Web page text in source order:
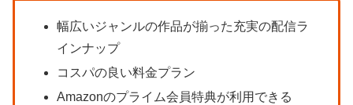
幅広いジャンルの作品が揃った充実の配信ラ
インナップ
コスパの良い料金プラン
Amazonのプライム会員特典が利用できる